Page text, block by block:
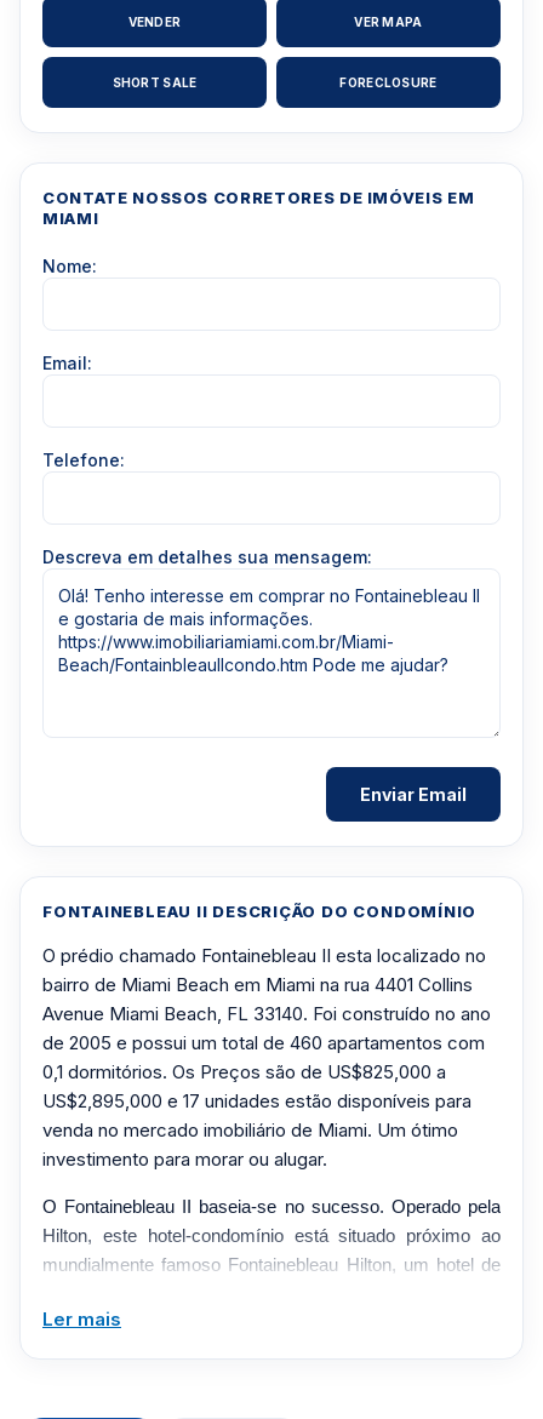
VENDER VER MAPA
SHORT SALE FORECLOSURE
FONTAINEBLEAU II DESCRIÇÃO DO CONDOMÍNIO
O prédio chamado Fontainebleau II esta localizado no
bairro de Miami Beach em Miami na rua 4401 Collins
Avenue Miami Beach, FL 33140. Foi construído no ano
de 2005 e possui um total de 460 apartamentos com
0,1 dormitórios. Os Preços são de US$825,000 a
US$2,895,000 e 17 unidades estão disponíveis para
venda no mercado imobiliário de Miami. Um ótimo
investimento para morar ou alugar.
O Fontainebleau II baseia-se no sucesso. Operado pela
Hilton, este hotel-condomínio está situado próximo ao
mundialmente famoso Fontainebleau Hilton, um hotel de
uma impressionante taxa de ocupação de 70%). O
Ler mais
CONTATE NOSSOS CORRETORES DE IMÓVEIS EM
MIAMI
Nome:
Email:
Telefone:
Descreva em detalhes sua mensagem: